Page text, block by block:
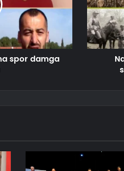
spor damga